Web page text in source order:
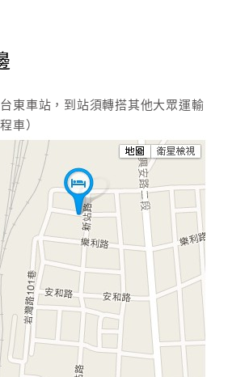
東車站，到站須轉搭其他大眾運輸
車）